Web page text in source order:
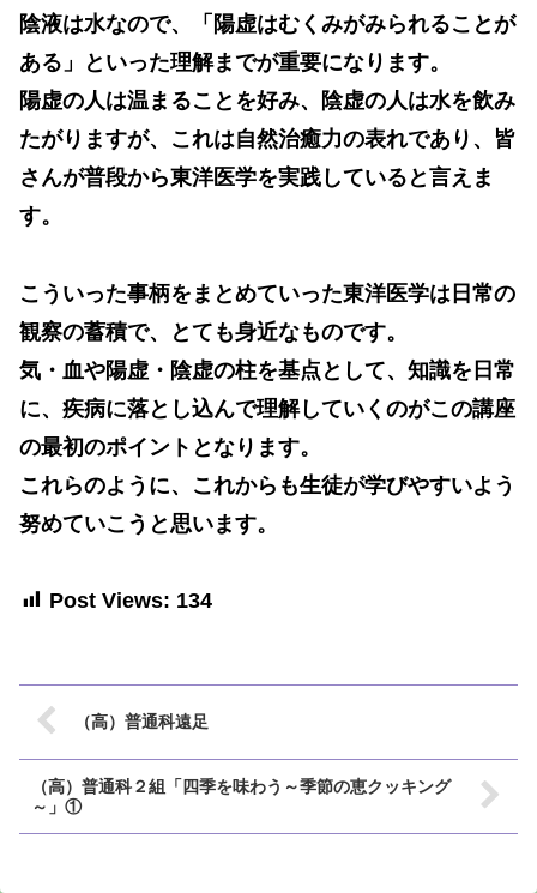
陰液は水なので、「陽虚はむくみがみられることが
ある」といった理解までが重要になります。
陽虚の人は温まることを好み、陰虚の人は水を飲み
たがりますが、これは自然治癒力の表れであり、皆
さんが普段から東洋医学を実践していると言えま
す。
こういった事柄をまとめていった東洋医学は日常の
観察の蓄積で、とても身近なものです。
気・血や陽虚・陰虚の柱を基点として、知識を日常
に、疾病に落とし込んで理解していくのがこの講座
の最初のポイントとなります。
これらのように、これからも生徒が学びやすいよう
努めていこうと思います。
Post Views: 134
（高）普通科遠足
（高）普通科２組「四季を味わう～季節の恵クッキング
～」①